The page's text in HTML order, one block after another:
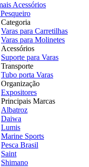
Acessórios
Categoria
Varas para Carretilhas
Varas para Molinetes
Acessórios
Suporte para Varas
Transporte
Tubo porta Varas
Organização
Expositores
Principais Marcas
Albatroz
Daiwa
Lumis
Marine Sports
Pesca Brasil
Saint
Shimano